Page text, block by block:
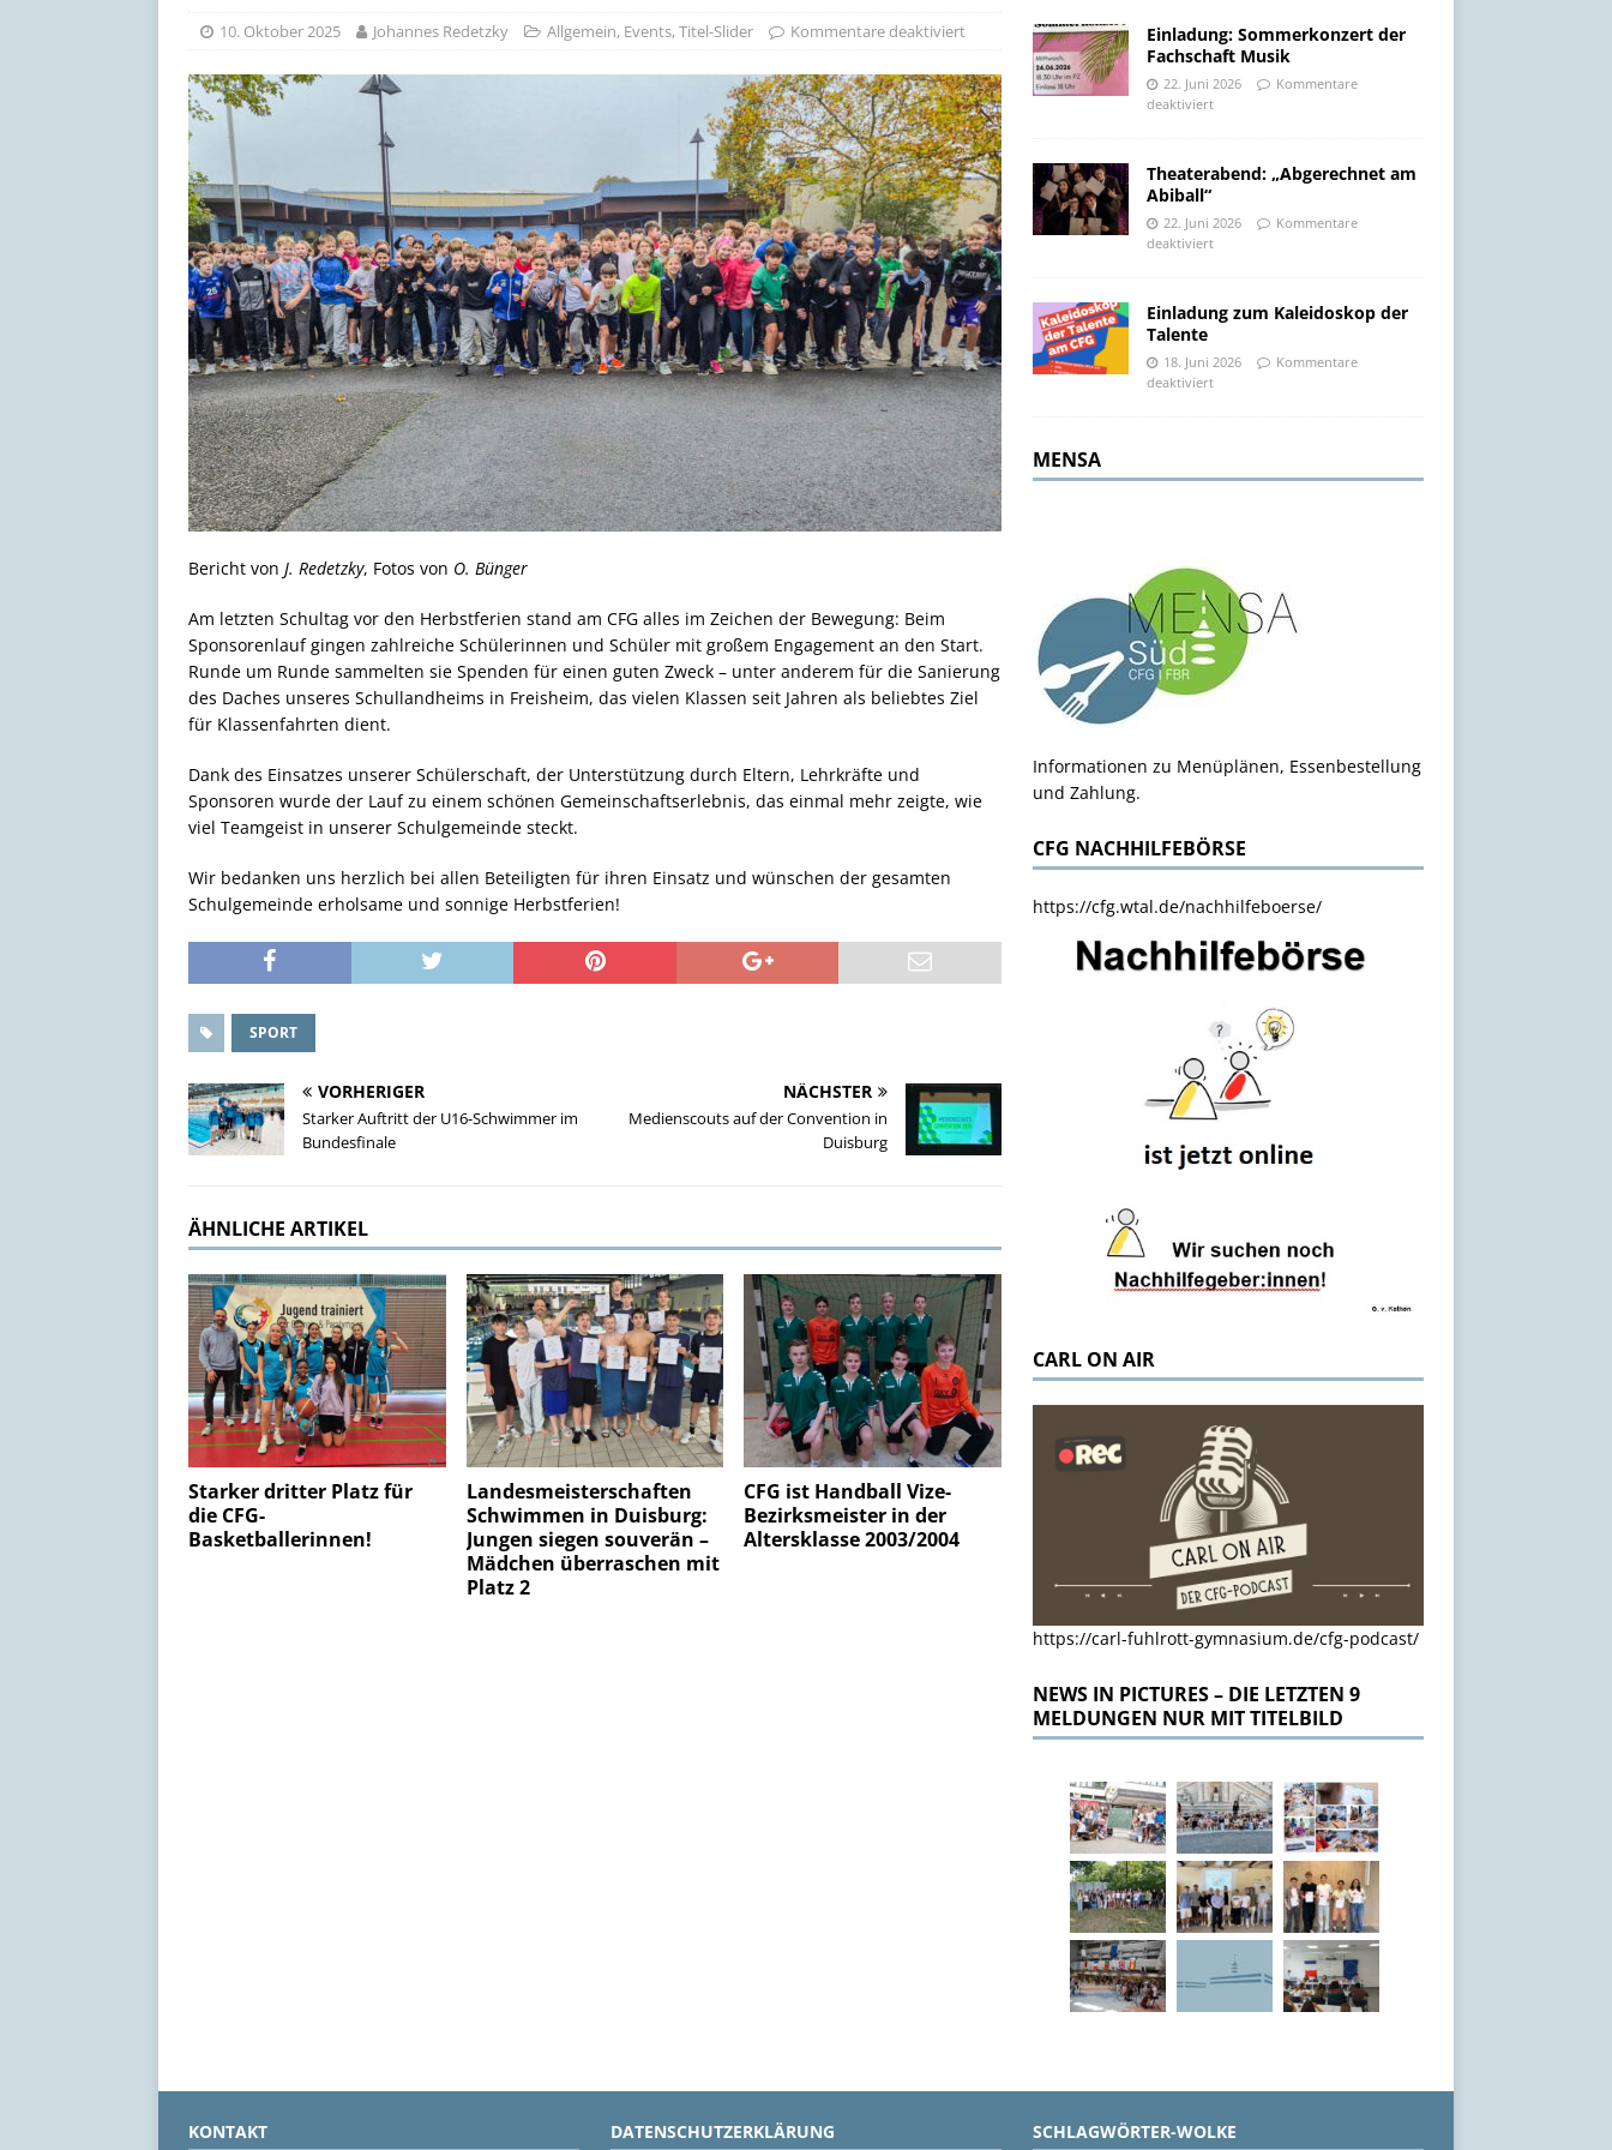
10. Oktober 2025 Johannes Redetzky Allgemein, Events,Titel-Slider Kommentare deaktiviert
Bericht von J. Redetzky, Fotos von O. Bünger
Am letzten Schultag vor den Herbstferien stand am CFG alles im Zeichen der Bewegung: Beim
Sponsorenlauf gingen zahlreiche Schülerinnen und Schüler mit großem Engagement an den Start.
Runde um Runde sammelten sie Spenden für einen guten Zweck – unter anderem für die Sanierung
des Daches unseres Schullandheims in Freisheim, das vielen Klassen seit Jahren als beliebtes Ziel
für Klassenfahrten dient.
Dank des Einsatzes unserer Schülerschaft, der Unterstützung durch Eltern, Lehrkräfte und
Sponsoren wurde der Lauf zu einem schönen Gemeinschaftserlebnis, das einmal mehr zeigte, wie
viel Teamgeist in unserer Schulgemeinde steckt.
Wir bedanken uns herzlich bei allen Beteiligten für ihren Einsatz und wünschen der gesamten
Schulgemeinde erholsame und sonnige Herbstferien!
SPORT
VORHERIGER
Starker Auftritt der U16-Schwimmer im
Bundesfinale
NÄCHSTER
Medienscouts auf der Convention in
Duisburg
ÄHNLICHE ARTIKEL
Starker dritter Platz für
die CFG-
Basketballerinnen!
Landesmeisterschaften
Schwimmen in Duisburg:
Jungen siegen souverän –
Mädchen überraschen mit
Platz 2
CFG ist Handball Vize-
Bezirksmeister in der
Altersklasse 2003/2004
Einladung: Sommerkonzert der
Fachschaft Musik
22. Juni 2026
Kommentare
deaktiviert
Theaterabend: „Abgerechnet am
Abiball“
22. Juni 2026
Kommentare
deaktiviert
Einladung zum Kaleidoskop der
Talente
18. Juni 2026
Kommentare
deaktiviert
MENSA
Informationen zu Menüplänen, Essenbestellung
und Zahlung.
CFG NACHHILFEBÖRSE
https://cfg.wtal.de/nachhilfeboerse/
CARL ON AIR
https://carl-fuhlrott-gymnasium.de/cfg-podcast/
NEWS IN PICTURES – DIE LETZTEN 9
MELDUNGEN NUR MIT TITELBILD
KONTAKT DATENSCHUTZERKLÄRUNG SCHLAGWÖRTER-WOLKE